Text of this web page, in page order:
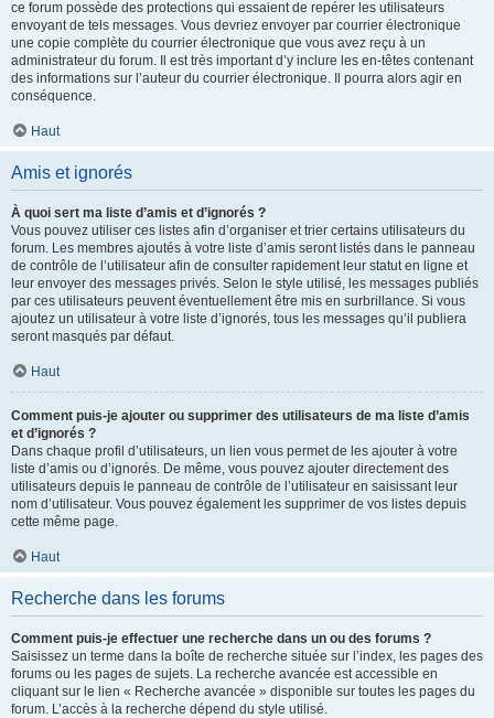
ce forum possède des protections qui essaient de repérer les utilisateurs
envoyant de tels messages. Vous devriez envoyer par courrier électronique
une copie complète du courrier électronique que vous avez reçu à un
administrateur du forum. Il est très important d’y inclure les en-têtes contenant
des informations sur l’auteur du courrier électronique. Il pourra alors agir en
conséquence.
Haut
Amis et ignorés
À quoi sert ma liste d’amis et d’ignorés ?
Vous pouvez utiliser ces listes afin d’organiser et trier certains utilisateurs du
forum. Les membres ajoutés à votre liste d’amis seront listés dans le panneau
de contrôle de l’utilisateur afin de consulter rapidement leur statut en ligne et
leur envoyer des messages privés. Selon le style utilisé, les messages publiés
par ces utilisateurs peuvent éventuellement être mis en surbrillance. Si vous
ajoutez un utilisateur à votre liste d’ignorés, tous les messages qu’il publiera
seront masqués par défaut.
Haut
Comment puis-je ajouter ou supprimer des utilisateurs de ma liste d’amis
et d’ignorés ?
Dans chaque profil d’utilisateurs, un lien vous permet de les ajouter à votre
liste d’amis ou d’ignorés. De même, vous pouvez ajouter directement des
utilisateurs depuis le panneau de contrôle de l’utilisateur en saisissant leur
nom d’utilisateur. Vous pouvez également les supprimer de vos listes depuis
cette même page.
Haut
Recherche dans les forums
Comment puis-je effectuer une recherche dans un ou des forums ?
Saisissez un terme dans la boîte de recherche située sur l’index, les pages des
forums ou les pages de sujets. La recherche avancée est accessible en
cliquant sur le lien « Recherche avancée » disponible sur toutes les pages du
forum. L’accès à la recherche dépend du style utilisé.